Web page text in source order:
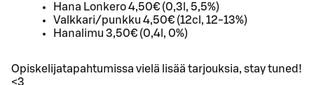
Hana Lonkero 4,50€ (0,3l, 5,5%)
Valkkari/punkku 4,50€ (12cl, 12-13%)
Hanalimu 3,50€ (0,4l, 0%)
Opiskelijatapahtumissa vielä lisää tarjouksia, stay tuned!
<3